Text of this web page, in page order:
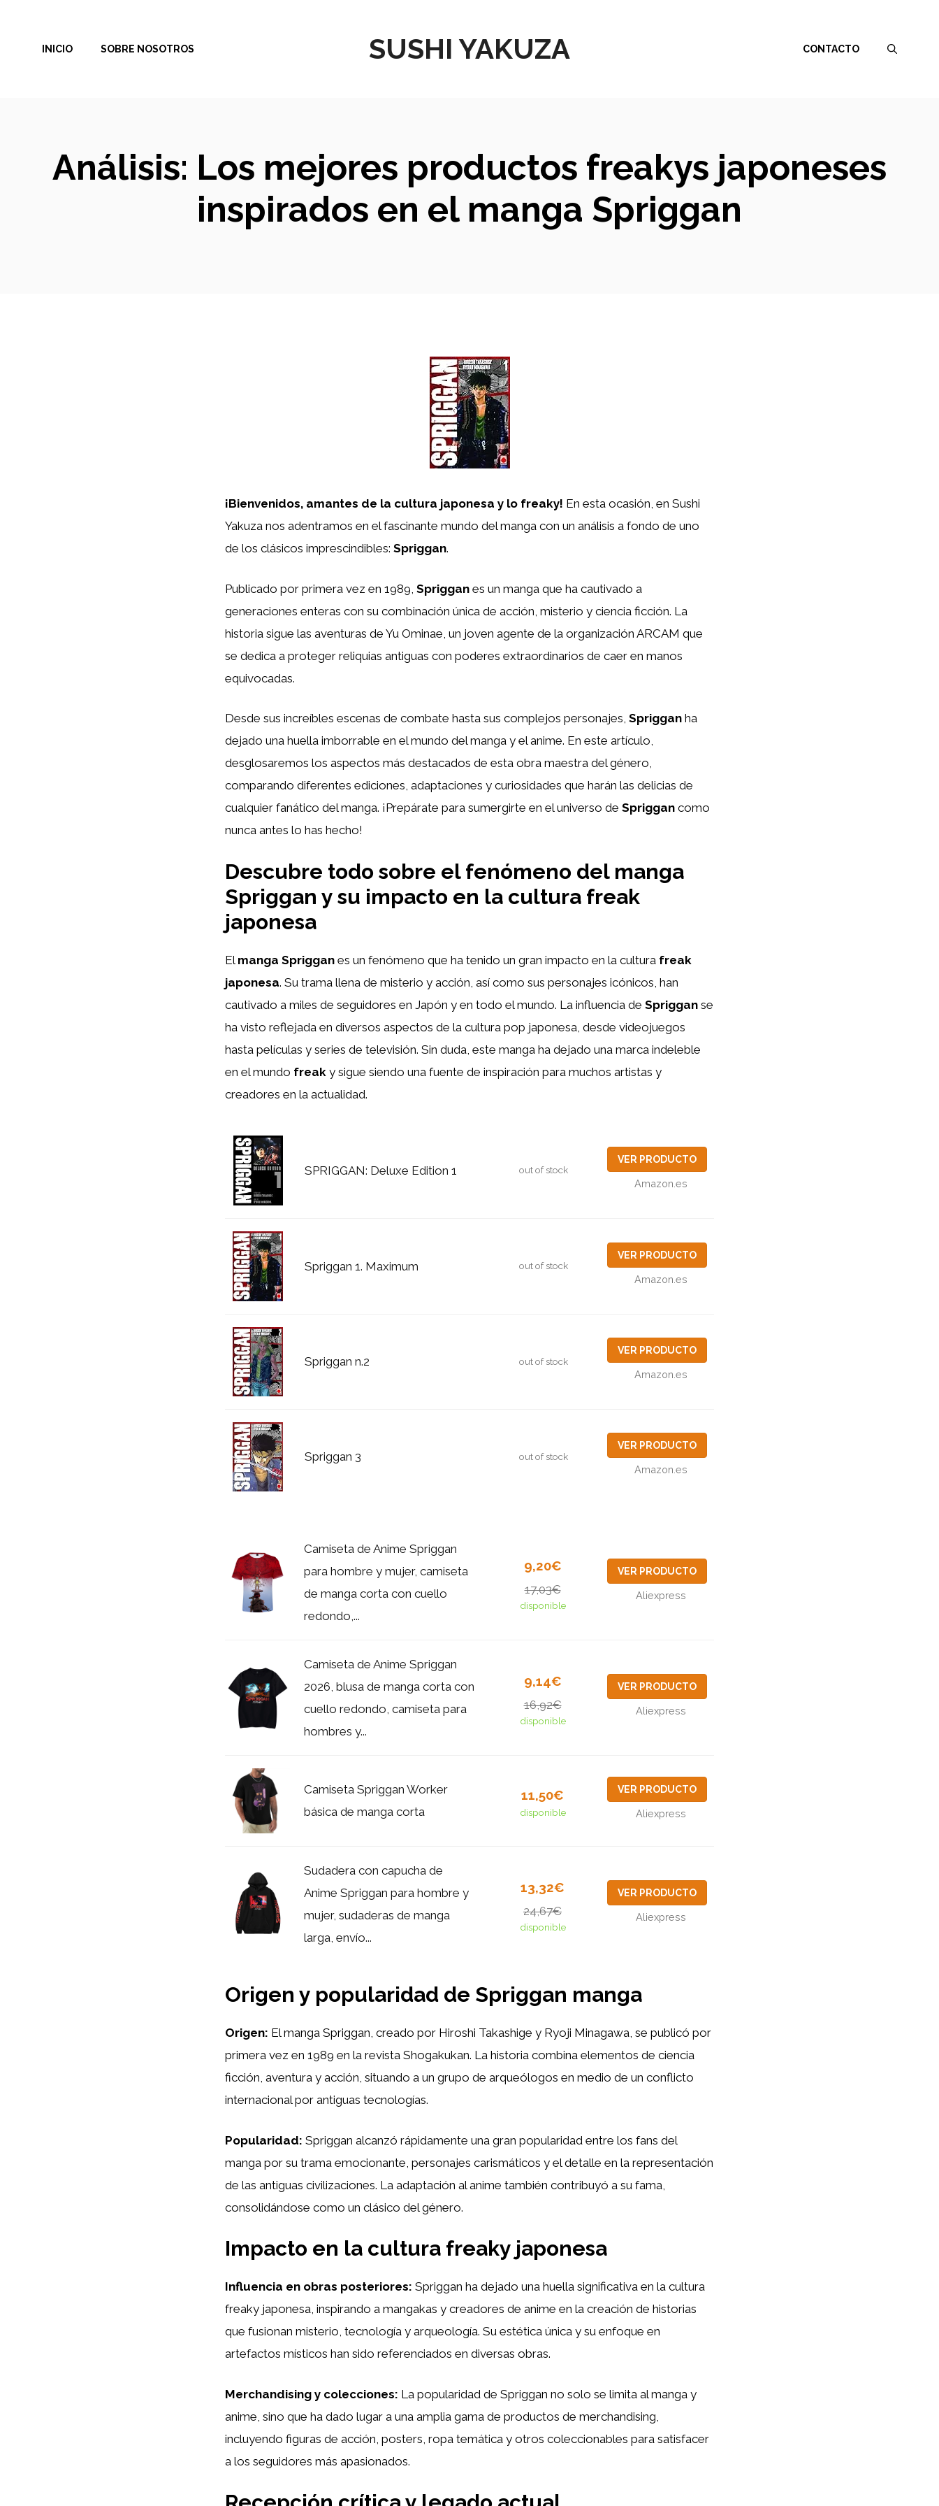
contenido
SUSHI YAKUZA
INICIO SOBRE NOSOTROS CONTACTO
Análisis: Los mejores productos freakys japoneses
inspirados en el manga Spriggan
¡Bienvenidos, amantes de la cultura japonesa y lo freaky! En esta ocasión, en Sushi
Yakuza nos adentramos en el fascinante mundo del manga con un análisis a fondo de uno
de los clásicos imprescindibles: Spriggan.
Publicado por primera vez en 1989, Spriggan es un manga que ha cautivado a
generaciones enteras con su combinación única de acción, misterio y ciencia ficción. La
historia sigue las aventuras de Yu Ominae, un joven agente de la organización ARCAM que
se dedica a proteger reliquias antiguas con poderes extraordinarios de caer en manos
equivocadas.
Desde sus increíbles escenas de combate hasta sus complejos personajes, Spriggan ha
dejado una huella imborrable en el mundo del manga y el anime. En este artículo,
desglosaremos los aspectos más destacados de esta obra maestra del género,
comparando diferentes ediciones, adaptaciones y curiosidades que harán las delicias de
cualquier fanático del manga. ¡Prepárate para sumergirte en el universo de Spriggan como
nunca antes lo has hecho!
Descubre todo sobre el fenómeno del manga
Spriggan y su impacto en la cultura freak
japonesa
El manga Spriggan es un fenómeno que ha tenido un gran impacto en la cultura freak
japonesa. Su trama llena de misterio y acción, así como sus personajes icónicos, han
cautivado a miles de seguidores en Japón y en todo el mundo. La influencia de Spriggan se
ha visto reflejada en diversos aspectos de la cultura pop japonesa, desde videojuegos
hasta películas y series de televisión. Sin duda, este manga ha dejado una marca indeleble
en el mundo freak y sigue siendo una fuente de inspiración para muchos artistas y
creadores en la actualidad.
SPRIGGAN: Deluxe Edition 1 out of stock
VER PRODUCTO
Amazon.es
Spriggan 1. Maximum out of stock
VER PRODUCTO
Amazon.es
Spriggan n.2 out of stock
VER PRODUCTO
Amazon.es
Spriggan 3 out of stock
VER PRODUCTO
Amazon.es
Camiseta de Anime Spriggan
para hombre y mujer, camiseta
de manga corta con cuello
redondo,...
9,20€
17,03€
disponible
VER PRODUCTO
Aliexpress
Camiseta de Anime Spriggan
2026, blusa de manga corta con
cuello redondo, camiseta para
hombres y...
9,14€
16,92€
disponible
VER PRODUCTO
Aliexpress
Camiseta Spriggan Worker
básica de manga corta
11,50€
disponible
VER PRODUCTO
Aliexpress
Sudadera con capucha de
Anime Spriggan para hombre y
mujer, sudaderas de manga
larga, envío...
13,32€
24,67€
disponible
VER PRODUCTO
Aliexpress
Origen y popularidad de Spriggan manga
Origen: El manga Spriggan, creado por Hiroshi Takashige y Ryoji Minagawa, se publicó por
primera vez en 1989 en la revista Shogakukan. La historia combina elementos de ciencia
ficción, aventura y acción, situando a un grupo de arqueólogos en medio de un conflicto
internacional por antiguas tecnologías.
Popularidad: Spriggan alcanzó rápidamente una gran popularidad entre los fans del
manga por su trama emocionante, personajes carismáticos y el detalle en la representación
de las antiguas civilizaciones. La adaptación al anime también contribuyó a su fama,
consolidándose como un clásico del género.
Impacto en la cultura freaky japonesa
Influencia en obras posteriores: Spriggan ha dejado una huella significativa en la cultura
freaky japonesa, inspirando a mangakas y creadores de anime en la creación de historias
que fusionan misterio, tecnología y arqueología. Su estética única y su enfoque en
artefactos místicos han sido referenciados en diversas obras.
Merchandising y colecciones: La popularidad de Spriggan no solo se limita al manga y
anime, sino que ha dado lugar a una amplia gama de productos de merchandising,
incluyendo figuras de acción, posters, ropa temática y otros coleccionables para satisfacer
a los seguidores más apasionados.